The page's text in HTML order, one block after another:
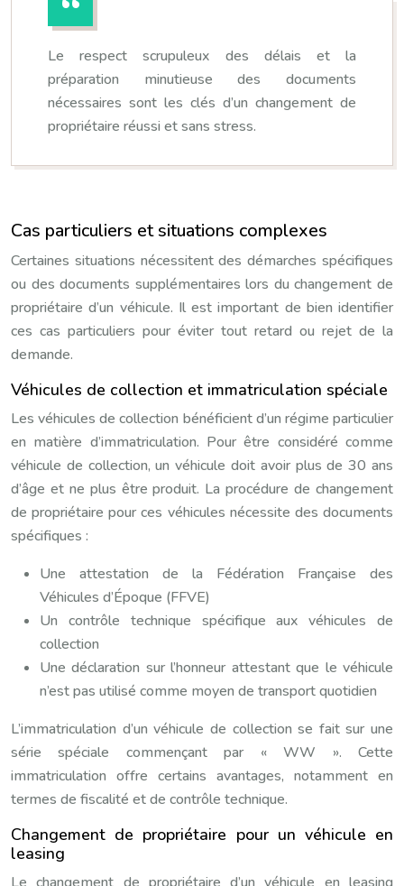
Le respect scrupuleux des délais et la
préparation minutieuse des documents
nécessaires sont les clés d’un changement de
propriétaire réussi et sans stress.
Cas particuliers et situations complexes
Certaines situations nécessitent des démarches spécifiques
ou des documents supplémentaires lors du changement de
propriétaire d’un véhicule. Il est important de bien identifier
ces cas particuliers pour éviter tout retard ou rejet de la
demande.
Véhicules de collection et immatriculation spéciale
Les véhicules de collection bénéficient d’un régime particulier
en matière d’immatriculation. Pour être considéré comme
véhicule de collection, un véhicule doit avoir plus de 30 ans
d’âge et ne plus être produit. La procédure de changement
de propriétaire pour ces véhicules nécessite des documents
spécifiques :
Une attestation de la Fédération Française des
Véhicules d’Époque (FFVE)
Un contrôle technique spécifique aux véhicules de
collection
Une déclaration sur l’honneur attestant que le véhicule
n’est pas utilisé comme moyen de transport quotidien
L’immatriculation d’un véhicule de collection se fait sur une
série spéciale commençant par « WW ». Cette
immatriculation offre certains avantages, notamment en
termes de fiscalité et de contrôle technique.
Changement de propriétaire pour un véhicule en
leasing
Le changement de propriétaire d’un véhicule en leasing